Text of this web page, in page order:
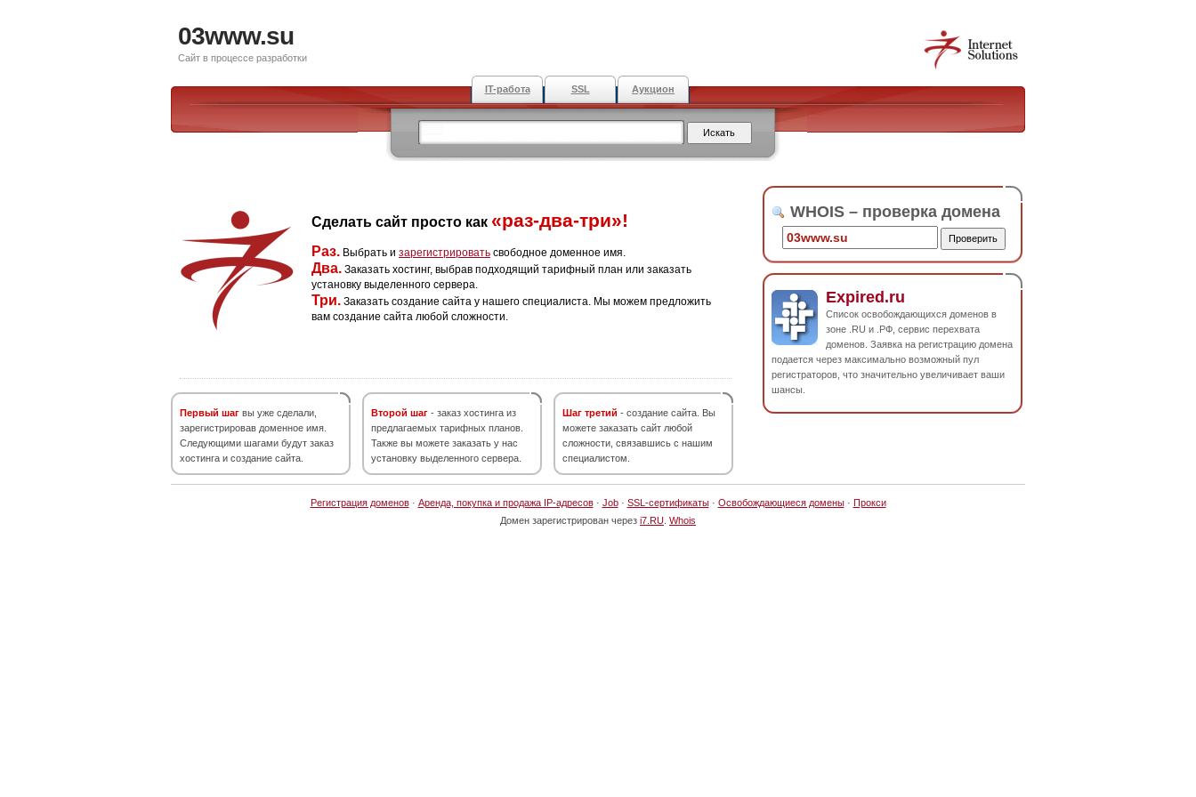
03www.su
Сайт в процессе разработки
IT-работа SSL Аукцион
Сделать сайт просто как «раз-два-три»!
Раз. Выбрать и зарегистрировать свободное доменное имя.
Два. Заказать хостинг, выбрав подходящий тарифный план или заказать
установку выделенного сервера.
Три. Заказать создание сайта у нашего специалиста. Мы можем предложить
вам создание сайта любой сложности.
Первый шаг вы уже сделали,
зарегистрировав доменное имя.
Следующими шагами будут заказ
хостинга и создание сайта.
Второй шаг - заказ хостинга из
предлагаемых тарифных планов.
Также вы можете заказать у нас
установку выделенного сервера.
Шаг третий - создание сайта. Вы
можете заказать сайт любой
сложности, связавшись с нашим
специалистом.
WHOIS – проверка домена
Expired.ru
Список освобождающихся доменов в
зоне .RU и .РФ, сервис перехвата
доменов. Заявка на регистрацию домена
подается через максимально возможный пул
регистраторов, что значительно увеличивает ваши
шансы.
Регистрация доменов· Аренда, покупка и продажа IP-адресов· Job· SSL-сертификаты· Освобождающиеся домены· Прокси
Домен зарегистрирован через i7.RU Whois